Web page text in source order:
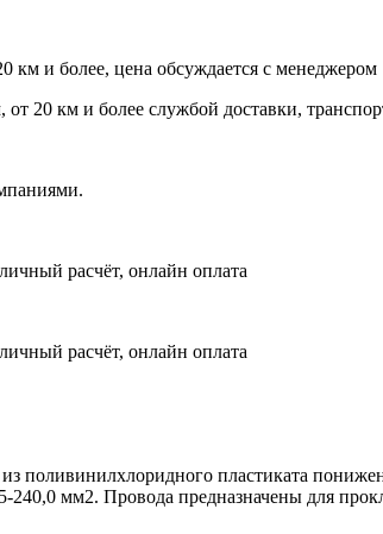
км и более, цена обсуждается с менеджером
от 20 км и более службой доставки,
расчёт, онлайн оплата
расчёт, онлайн оплата
поливинилхлоридного пластиката
мм2. Провода предназначены для